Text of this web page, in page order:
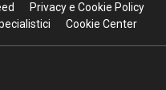
Privacy e Cookie Policy
Cookie Center